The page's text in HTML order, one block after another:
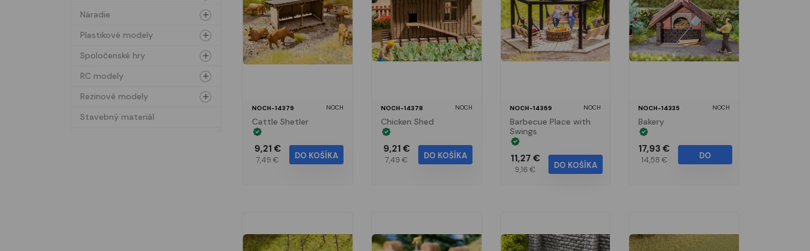
Náradie
Plastikové modely
Spoločenské hry
RC modely
Rezinové modely
Stavebný materiál
NOCH-14379 NOCH
Cattle Shetler
9,21 €
7,49 € DO KOŠÍKA
NOCH-14378 NOCH
Chicken Shed
9,21 €
7,49 € DO KOŠÍKA
NOCH-14369 NOCH
Barbecue Place with
Swings
11,27 €
9,16 € DO KOŠÍKA
NOCH-14335 NOCH
Bakery
17,93 €
14,58 € DO